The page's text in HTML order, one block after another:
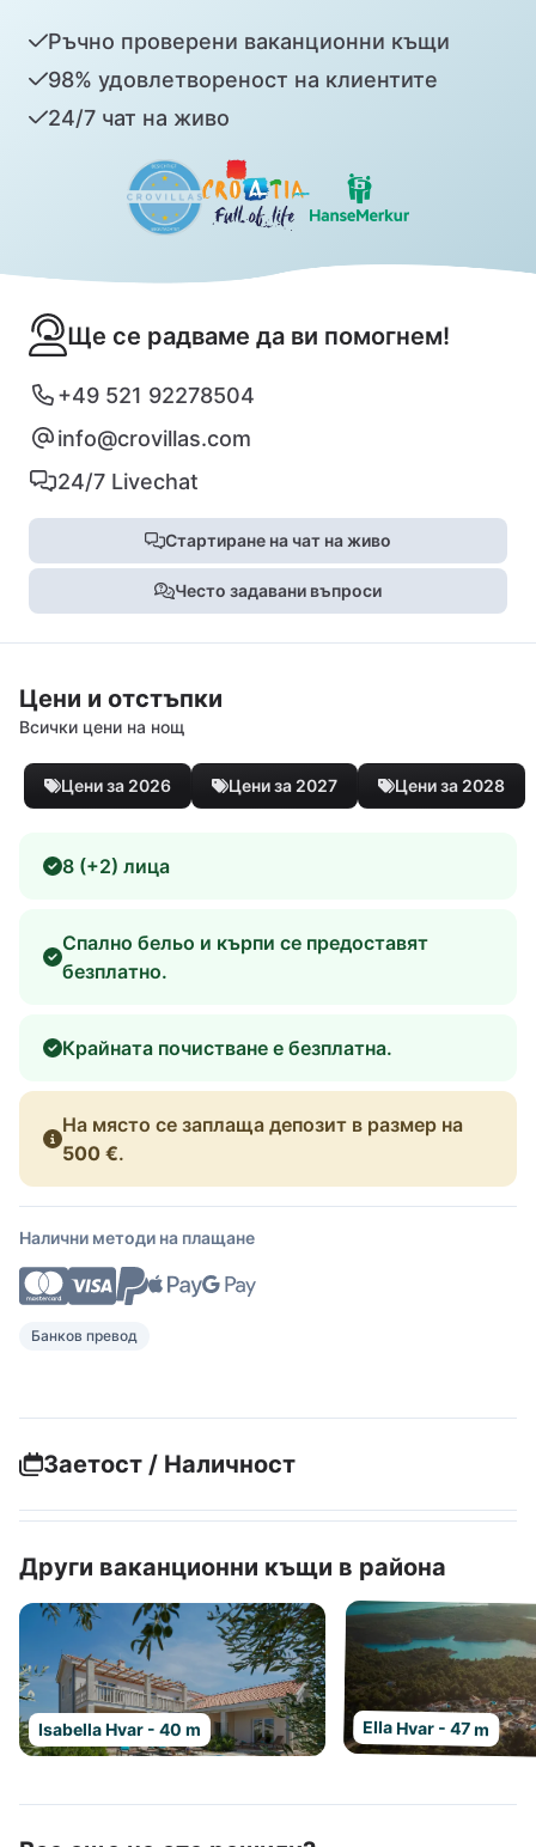
Ръчно проверени ваканционни къщи
98% удовлетвореност на клиентите
24/7 чат на живо
Ще се радваме да ви помогнем!
+49 521 92278504
info@crovillas.com
24/7 Livechat
Стартиране на чат на живо
Често задавани въпроси
Цени и отстъпки
Всички цени на нощ
Цени за 2026 Цени за 2027 Цени за 2028
8 (+2) лица
Спално бельо и кърпи се предоставят
безплатно.
Крайната почистване е безплатна.
На място се заплаща депозит в размер на
500 €.
Налични методи на плащане
Банков превод
Заетост / Наличност
Други ваканционни къщи в района
Isabella Hvar - 40 m Ella Hvar - 47 m